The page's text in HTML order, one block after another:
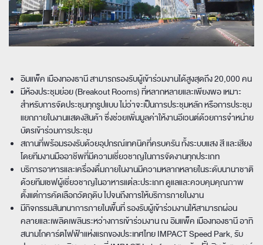
อิมแพ็ค เมืองทองธานี สามารถรองรับผู้เข้าร่วมงานได้สูงสุดถึง 20,000 คน
มีห้องประชุมย่อย (Breakout Rooms) ที่หลากหลายและเพียงพอ เหมาะ
สำหรับการจัดประชุมทุกรูปแบบ ไม่ว่าจะเป็นการประชุมหลัก หรือการประชุม
แยกภายในงานแสดงสินค้า ซึ่งช่วยเพิ่มมูลค่าให้งานอีเวนต์ด้วยการจำหน่าย
บัตรเข้าร่วมการประชุม
สถานที่พร้อมรองรับด้วยอุปกรณ์เทคนิคที่ครบครัน ทั้งระบบแสง สี และเสียง
โดยทีมงานมืออาชีพที่มีความเชี่ยวชาญในการจัดงานทุกประเภท
บริการอาหารและเครื่องดื่มภายในงานมีความหลากหลายในระดับนานาชาติ
ด้วยทีมเชฟผู้เชี่ยวชาญในอาหารแต่ละประเภท ดูแลและควบคุมคุณภาพ
ตั้งแต่การคัดเลือกวัตถุดิบ ไปจนถึงการให้บริการภายในงาน
มีกิจกรรมสันทนาการภายในพื้นที่ รองรับผู้เข้าร่วมงานให้สามารถผ่อน
คลายและเพลิดเพลินระหว่างการเข้าร่วมงาน ณ อิมแพ็ค เมืองทองธานี อาทิ
สนามโกคาร์ตไฟฟ้าแห่งแรกของประเทศไทย IMPACT Speed Park, รับ